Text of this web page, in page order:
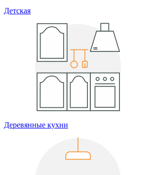
Детская
Деревянные кухни